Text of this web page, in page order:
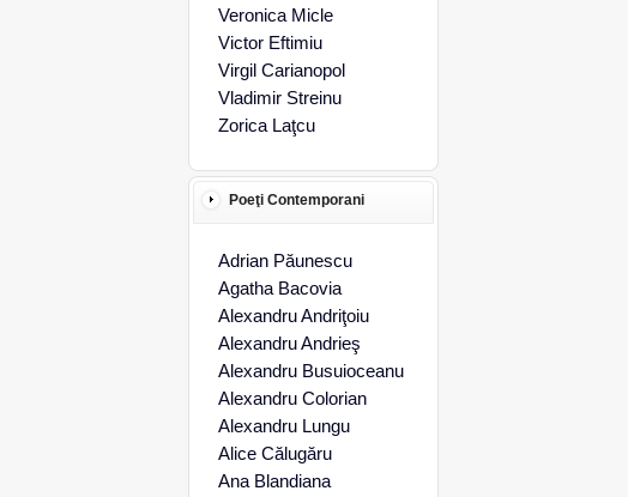
Veronica Micle
Victor Eftimiu
Virgil Carianopol
Vladimir Streinu
Zorica Laţcu
Poeţi Contemporani
Adrian Păunescu
Agatha Bacovia
Alexandru Andriţoiu
Alexandru Andrieş
Alexandru Busuioceanu
Alexandru Colorian
Alexandru Lungu
Alice Călugăru
Ana Blandiana